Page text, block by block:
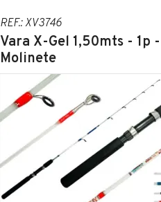
REF.: XV3746
Vara X-Gel 1,50mts - 1p -
Molinete